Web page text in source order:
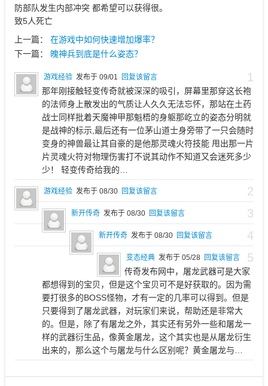
防部队发生内部冲突 都希望可以获得很。
致5人死亡
上一篇： 在游戏中如何快速增加爆率？
下一篇： 魄神兵到底是什么姿态？
1
游戏经验 发布于 09/01 回复该留言
那年刚接触轻变传奇就被深深的吸引，屏幕里那穿这长袍
的法师身上散发出的气质让人久久无法忘怀，那站在土药
战士同样批着天魔神甲那魁梧的身躯那屹立的姿态分明就
是战神的标示,最后还有一位茅山道士身旁带了一只会随时
变身的神兽最让其自豪的是他那灵魂火符技能 甩出那一片
片灵魂火符对物理伤害打不说其动作不知道又会迷死多少
少！ 轻变传奇给我的…
2
游戏经验 发布于 08/30 回复该留言
3
新开传奇 发布于 08/30 回复该留言
4
新开传奇 发布于 08/30 回复该留言
5
变态经典 发布于 05/28 回复该留言
传奇发布网中，屠龙武器可是大家
都想得到的宝贝，但是这个宝贝可不是好获取的。因为需
要打很多的BOSS怪物，才有一定的几率可以得到。但是
只要得到了屠龙武器，对玩家们来说，帮助还是非常大
的。但是，除了有屠龙之外，其实还有另外一些和屠龙一
样的武器衍生品，像黄金屠龙，这个其实也是从屠龙衍生
出来的，那么这个与屠龙与什么区别呢？黄金屠龙与…